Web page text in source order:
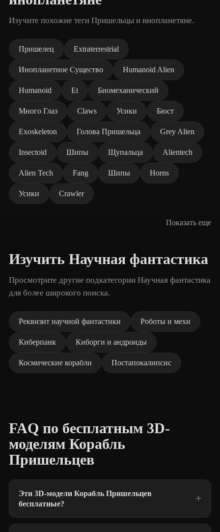
Изучите похожие теги Пришельцы и инопланетяне.
Пришелец Extraterrestrial
Инопланетное Существо Humanoid Alien
Humanoid Et Биомеханический
Много Глаз Claws Усики Бюст
Exoskeleton Голова Пришельца Grey Alien
Insectoid Шипы Щупальца Alientech
Alien Tech Fang Шипы Horns
Усики Crawler
Показать еще
Изучить Научная фантастика
Просмотрите другие подкатегории Научная фантастика
для более широкого поиска.
Реквизит научной фантастики Роботы и мехи
Киберпанк Киборги и андроиды
Космические корабли Постапокалипсис
FAQ по бесплатным 3D-
моделям Корабль
Пришельцев
Эти 3D-модели Корабль Пришельцев
бесплатные?